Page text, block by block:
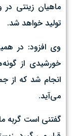
ماهیان زینتی
تولید خواهد شد.
وی افزود: در
خورشیدی از
انجام شد که از
می‌آید.
گفتنی است گربه